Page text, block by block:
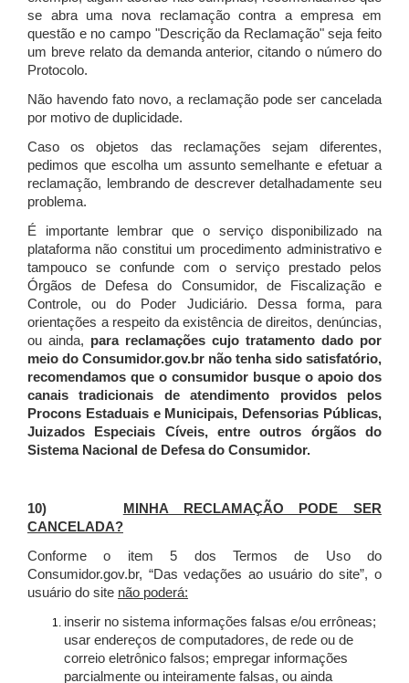
se abra uma nova reclamação contra a empresa em
questão e no campo "Descrição da Reclamação" seja feito
um breve relato da demanda anterior, citando o número do
Protocolo.
Não havendo fato novo, a reclamação pode ser cancelada
por motivo de duplicidade.
Caso os objetos das reclamações sejam diferentes,
pedimos que escolha um assunto semelhante e efetuar a
reclamação, lembrando de descrever detalhadamente seu
problema.
É importante lembrar que o serviço disponibilizado na
plataforma não constitui um procedimento administrativo e
tampouco se confunde com o serviço prestado pelos
Órgãos de Defesa do Consumidor, de Fiscalização e
Controle, ou do Poder Judiciário. Dessa forma, para
orientações a respeito da existência de direitos, denúncias,
ou ainda, para reclamações cujo tratamento dado por
meio do Consumidor.gov.br não tenha sido satisfatório,
recomendamos que o consumidor busque o apoio dos
canais tradicionais de atendimento providos pelos
Procons Estaduais e Municipais, Defensorias Públicas,
Juizados Especiais Cíveis, entre outros órgãos do
Sistema Nacional de Defesa do Consumidor.
10)
MINHA RECLAMAÇÃO PODE SER
CANCELADA?
Conforme o item 5 dos Termos de Uso do
Consumidor.gov.br, “Das vedações ao usuário do site”, o
usuário do site não poderá:
inserir no sistema informações falsas e/ou errôneas;
usar endereços de computadores, de rede ou de
correio eletrônico falsos; empregar informações
parcialmente ou inteiramente falsas, ou ainda